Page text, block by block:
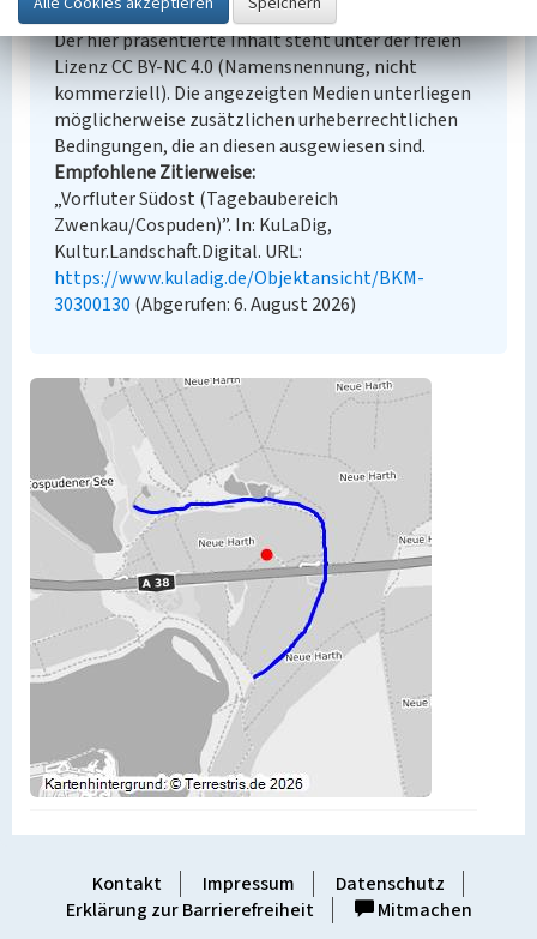
Urheberrechtlicher Hinweis
Der hier präsentierte Inhalt steht unter der freien
Lizenz CC BY-NC 4.0 (Namensnennung, nicht
kommerziell). Die angezeigten Medien unterliegen
möglicherweise zusätzlichen urheberrechtlichen
Bedingungen, die an diesen ausgewiesen sind.
Empfohlene Zitierweise
„Vorfluter Südost (Tagebaubereich
Zwenkau/Cospuden)”. In: KuLaDig,
Kultur.Landschaft.Digital. URL:
https://www.kuladig.de/Objektansicht/BKM-
30300130 (Abgerufen: 6. August 2026)
Kontakt Impressum
Datenschutz
Erklärung zur Barrierefreiheit
Mitmachen